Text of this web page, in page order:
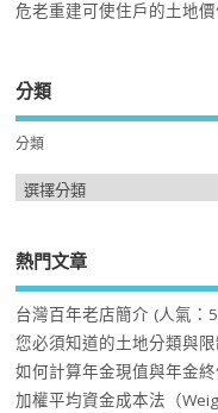
危老重建可使住戶的土地
分類
分類
熱門文章
台灣百年老店簡介 (人氣：
您必須知道的土地分類與限
如何計算年金現值與年金
加權平均資金成本法（